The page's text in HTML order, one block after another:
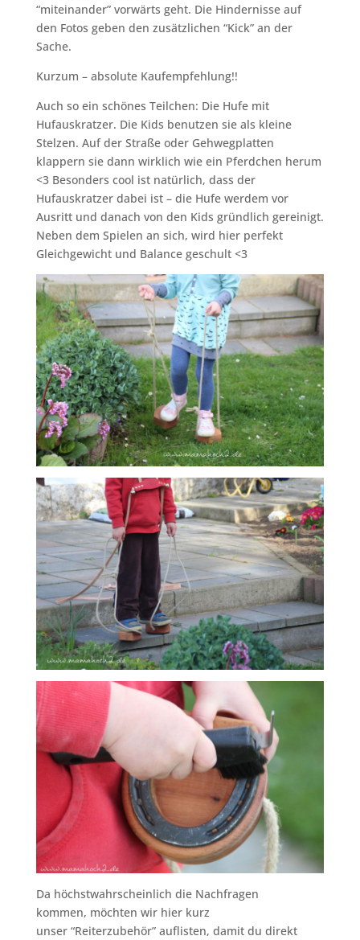
“miteinander” vorwärts geht. Die Hindernisse auf
den Fotos geben den zusätzlichen “Kick” an der
Sache.
Kurzum – absolute Kaufempfehlung!!
Auch so ein schönes Teilchen: Die Hufe mit
Hufauskratzer. Die Kids benutzen sie als kleine
Stelzen. Auf der Straße oder Gehwegplatten
klappern sie dann wirklich wie ein Pferdchen herum
<3 Besonders cool ist natürlich, dass der
Hufauskratzer dabei ist – die Hufe werdem vor
Ausritt und danach von den Kids gründlich gereinigt.
Neben dem Spielen an sich, wird hier perfekt
Gleichgewicht und Balance geschult <3
Da höchstwahrscheinlich die Nachfragen
kommen, möchten wir hier kurz
unser “Reiterzubehör” auflisten, damit du direkt